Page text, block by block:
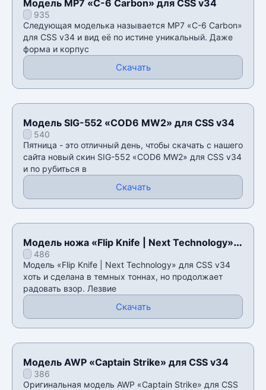
Модель MP7 «C-6 Carbon» для CSS v34
935
Следующая моделька называется MP7 «C-6 Carbon»
для CSS v34 и вид её по истине уникальный. Даже
форма и корпус
Скачать
Модель SIG-552 «COD6 MW2» для CSS v34
540
Пятница - это отличный день, чтобы скачать с нашего
сайта новый скин SIG-552 «COD6 MW2» для CSS v34
и по рубиться в
Скачать
Модель ножа «Flip Knife | Next Technology»
для CSS v34
486
Модель «Flip Knife | Next Technology» для CSS v34
хоть и сделана в темных тоннах, но продолжает
радовать взор. Лезвие
Скачать
Модель AWP «Captain Strike» для CSS v34
386
Оригинальная модель AWP «Captain Strike» для CSS